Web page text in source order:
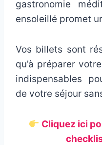
gastronomie
ensoleillé promet
Vos billets sont
qu’à préparer
indispensables
de votre séjour
Cliquez ici